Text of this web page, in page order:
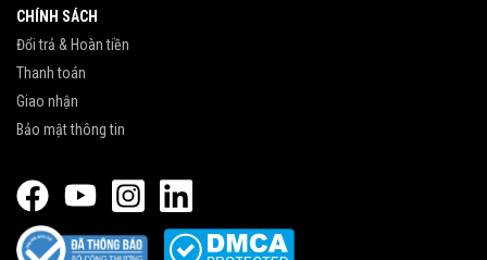
CHÍNH SÁCH
Đổi trả & Hoàn tiền
Thanh toán
Giao nhận
Bảo mật thông tin